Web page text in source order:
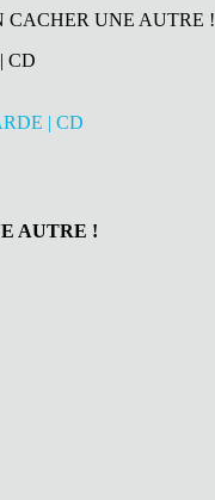
CACHER UNE AUTRE !
AUTRE !